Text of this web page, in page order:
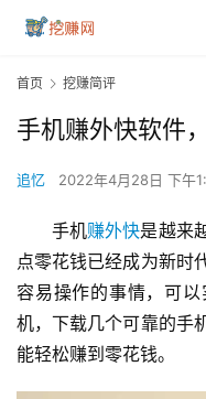
首页 挖赚简评
手机赚外快软件
追忆 2022年4月28日 下午
手机赚外快是越来
点零花钱已经成为新时
容易操作的事情，可
机，下载几个可靠的手
能轻松赚到零花钱。